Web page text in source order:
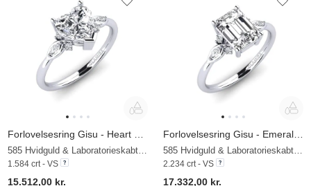
1.584 crt - VS
15.512,00 kr.
2.234 crt - VS
17.332,00 kr.